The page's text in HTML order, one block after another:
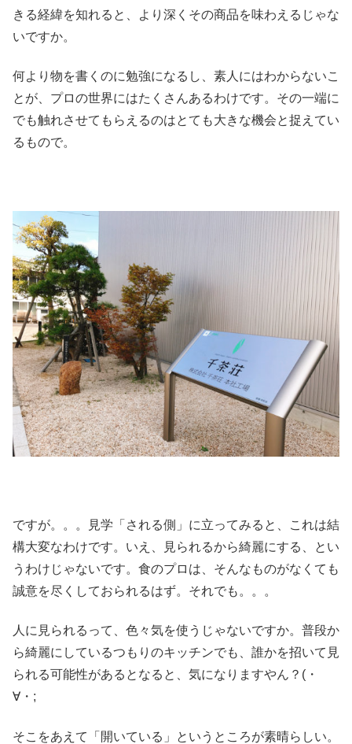
きる経緯を知れると、より深くその商品を味わえるじゃな
いですか。
何より物を書くのに勉強になるし、素人にはわからないこ
とが、プロの世界にはたくさんあるわけです。その一端に
でも触れさせてもらえるのはとても大きな機会と捉えてい
るもので。
ですが。。。見学「される側」に立ってみると、これは結
構大変なわけです。いえ、見られるから綺麗にする、とい
うわけじゃないです。食のプロは、そんなものがなくても
誠意を尽くしておられるはず。それでも。。。
人に見られるって、色々気を使うじゃないですか。普段か
ら綺麗にしているつもりのキッチンでも、誰かを招いて見
られる可能性があるとなると、気になりますやん？(・
∀・;
そこをあえて「開いている」というところが素晴らしい。